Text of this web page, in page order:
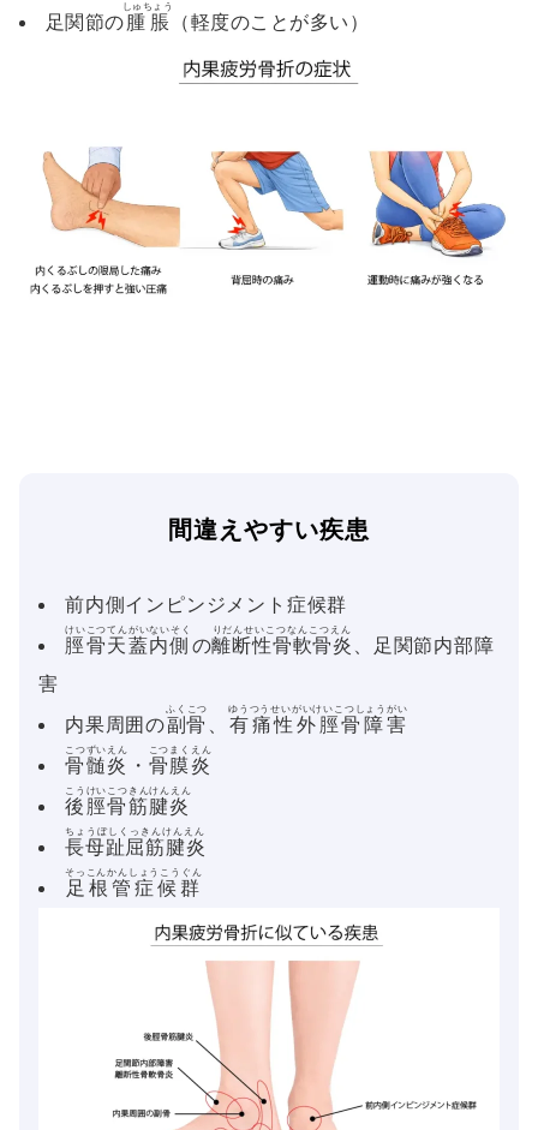
足関節の 腫脹
しゅちょう
（軽度のことが多い）
間違えやすい疾患
前内側インピンジメント症候群
脛骨天蓋内側
けいこつてんがいないそく
の離断性骨軟骨炎
りだんせいこつなんこつえん
、足関節内部障
害
内果周囲の副骨
ふくこつ
有痛性外脛骨障害
ゆうつうせいがいけいこつしょうがい
骨髄炎
こつずいえん
・ 骨膜炎
こつまくえん
後脛骨筋腱炎
こうけいこつきんけんえん
長母趾屈筋腱炎
ちょうぼしくっきんけんえん
足根管症候群
そっこんかんしょうこうぐん